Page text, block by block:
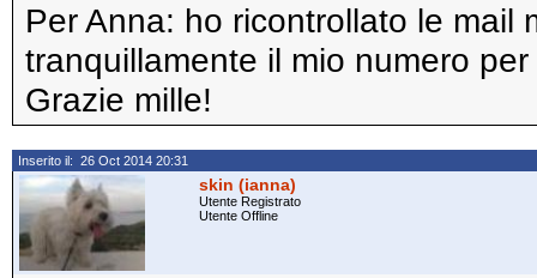
Per Anna: ho ricontrollato le mail
tranquillamente il mio numero
Grazie mille!
Inserito il: 26 Oct 2014 20:31
skin (ianna)
Utente Registrato
Utente Offline